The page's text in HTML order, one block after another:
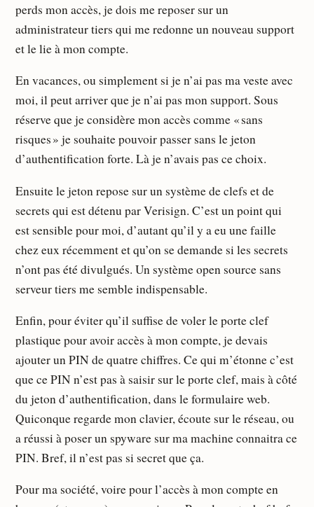
perds mon accès, je dois me reposer sur un
administrateur tiers qui me redonne un nouveau support
et le lie à mon compte.
En vacances, ou simplement si je n’ai pas ma veste avec
moi, il peut arriver que je n’ai pas mon support. Sous
réserve que je considère mon accès comme « sans
risques » je souhaite pouvoir passer sans le jeton
d’authentification forte. Là je n’avais pas ce choix.
Ensuite le jeton repose sur un système de clefs et de
secrets qui est détenu par Verisign. C’est un point qui
est sensible pour moi, d’autant qu’il y a eu une faille
chez eux récemment et qu’on se demande si les secrets
n’ont pas été divulgués. Un système open source sans
serveur tiers me semble indispensable.
Enfin, pour éviter qu’il suffise de voler le porte clef
plastique pour avoir accès à mon compte, je devais
ajouter un PIN de quatre chiffres. Ce qui m’étonne c’est
que ce PIN n’est pas à saisir sur le porte clef, mais à côté
du jeton d’authentification, dans le formulaire web.
Quiconque regarde mon clavier, écoute sur le réseau, ou
a réussi à poser un spyware sur ma machine connaitra ce
PIN. Bref, il n’est pas si secret que ça.
Pour ma société, voire pour l’accès à mon compte en